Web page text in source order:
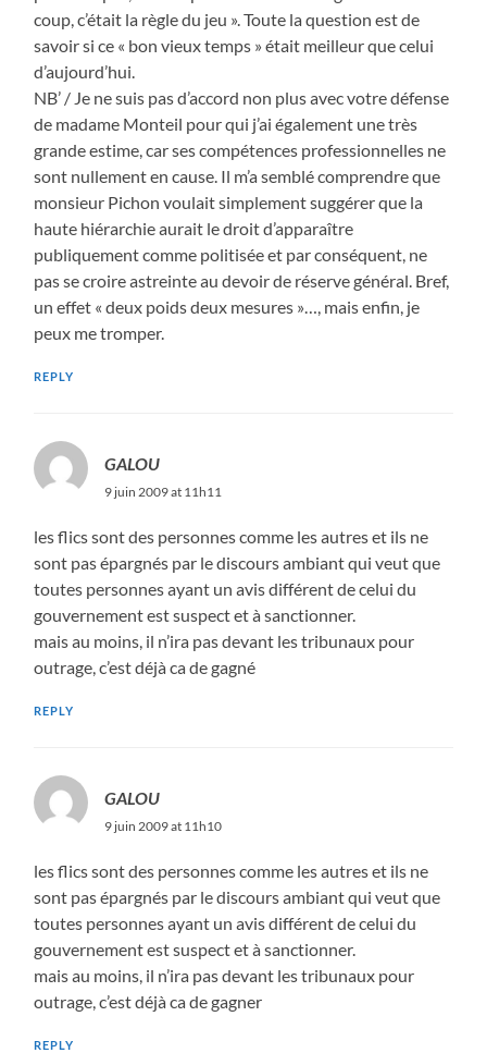
coup, c’était la règle du jeu ». Toute la question est de
savoir si ce « bon vieux temps » était meilleur que celui
d’aujourd’hui.
NB’ / Je ne suis pas d’accord non plus avec votre défense
de madame Monteil pour qui j’ai également une très
grande estime, car ses compétences professionnelles ne
sont nullement en cause. Il m’a semblé comprendre que
monsieur Pichon voulait simplement suggérer que la
haute hiérarchie aurait le droit d’apparaître
publiquement comme politisée et par conséquent, ne
pas se croire astreinte au devoir de réserve général. Bref,
un effet « deux poids deux mesures »…, mais enfin, je
peux me tromper.
REPLY
GALOU
9 juin 2009 at 11h11
les flics sont des personnes comme les autres et ils ne
sont pas épargnés par le discours ambiant qui veut que
toutes personnes ayant un avis différent de celui du
gouvernement est suspect et à sanctionner.
mais au moins, il n’ira pas devant les tribunaux pour
outrage, c’est déjà ca de gagné
REPLY
GALOU
9 juin 2009 at 11h10
les flics sont des personnes comme les autres et ils ne
sont pas épargnés par le discours ambiant qui veut que
toutes personnes ayant un avis différent de celui du
gouvernement est suspect et à sanctionner.
mais au moins, il n’ira pas devant les tribunaux pour
outrage, c’est déjà ca de gagner
REPLY